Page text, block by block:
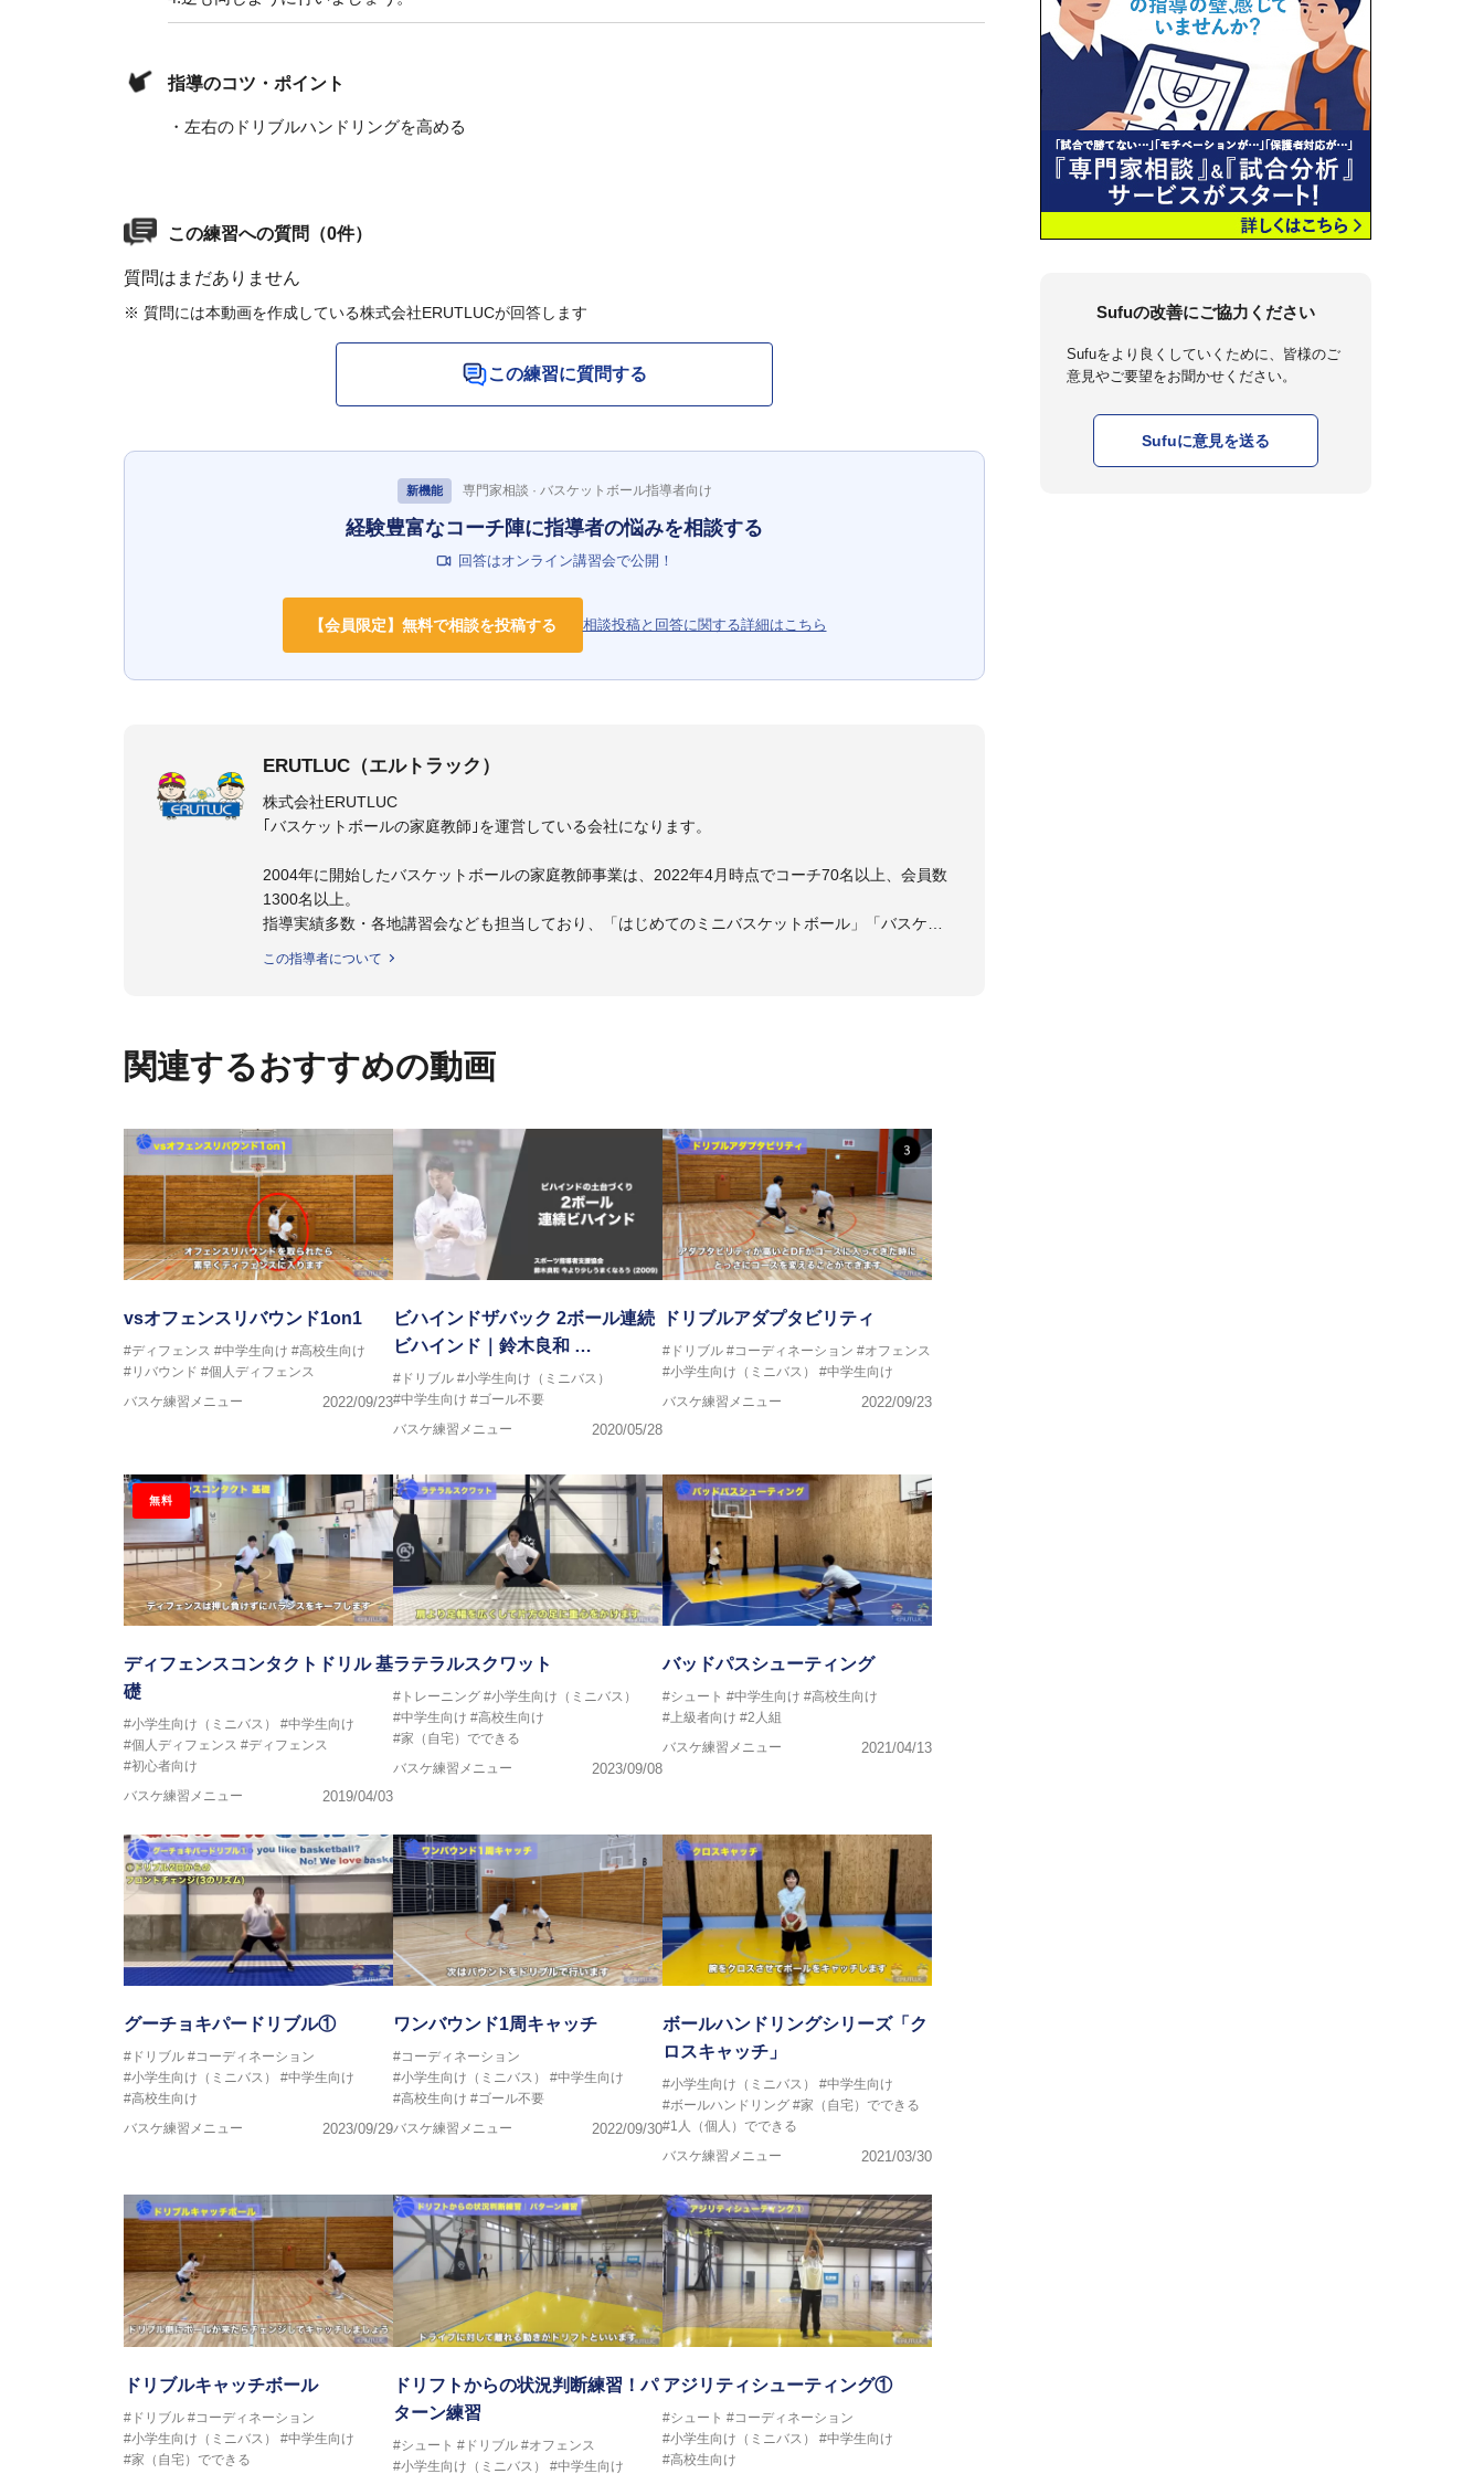
指導のコツ・ポイント
・左右のドリブルハンドリングを高める
この練習への質問（0件）
質問はまだありません
※ 質問には本動画を作成している株式会社ERUTLUCが回答します
この練習に質問する
新機能 専門家相談 · バスケットボール指導者向け
経験豊富なコーチ陣に指導者の悩みを相談する
回答はオンライン講習会で公開！
【会員限定】無料で相談を投稿する 相談投稿と回答に関する詳細はこちら
ERUTLUC（エルトラック）
株式会社ERUTLUC
｢バスケットボールの家庭教師｣を運営している会社になります。
2004年に開始したバスケットボールの家庭教師事業は、2022年4月時点でコーチ70名以上、会員数
1300名以上。
指導実績多数・各地講習会なども担当しており、「はじめてのミニバスケットボール」「バスケッ
2016年U13ナショナルキャンプヘッドコーチ
2017年U13ナショナルキャンプヘッドコーチ
2017年男子日本代表サポートコーチ
2018年U22日本代表スプリングキャンプアドバイザリーコーチ
2018年U12ナショナルキャンプヘッドコーチ
2018年U13ナショナルキャンプヘッドコーチ
2018年～2021年男子日本代表サポートコーチ
この指導者について
関連するおすすめの動画
vsオフェンスリバウンド1on1
#ディフェンス #中学生向け #高校生向け
#リバウンド #個人ディフェンス
バスケ練習メニュー
2022/09/23
ビハインドザバック 2ボール連続
ビハインド｜鈴木良和 …
#ドリブル #小学生向け（ミニバス）
#中学生向け #ゴール不要
バスケ練習メニュー
2020/05/28
ドリブルアダプタビリティ
#ドリブル #コーディネーション #オフェンス
#小学生向け（ミニバス）
#中学生向け
バスケ練習メニュー
2022/09/23
無料
ディフェンスコンタクトドリル 基
礎
#小学生向け（ミニバス）
#中学生向け
#個人ディフェンス #ディフェンス
#初心者向け
バスケ練習メニュー
2019/04/03
ラテラルスクワット
#トレーニング #小学生向け（ミニバス）
#中学生向け #高校生向け
#家（自宅）でできる
バスケ練習メニュー
2023/09/08
バッドパスシューティング
#シュート #中学生向け #高校生向け
#上級者向け #2人組
バスケ練習メニュー
2021/04/13
グーチョキパードリブル①
#ドリブル #コーディネーション
#小学生向け（ミニバス）
#中学生向け
#高校生向け
バスケ練習メニュー
2023/09/29
ワンバウンド1周キャッチ
#コーディネーション
#小学生向け（ミニバス）
#中学生向け
#高校生向け #ゴール不要
バスケ練習メニュー
2022/09/30
ボールハンドリングシリーズ「ク
ロスキャッチ」
#小学生向け（ミニバス）
#中学生向け
#ボールハンドリング #家（自宅）でできる
#1人（個人）でできる
バスケ練習メニュー
2021/03/30
ドリブルキャッチボール
#ドリブル #コーディネーション
#小学生向け（ミニバス）
#中学生向け
#家（自宅）でできる
ドリフトからの状況判断練習！パ
ターン練習
#シュート #ドリブル #オフェンス
#小学生向け（ミニバス）
#中学生向け
アジリティシューティング①
#シュート #コーディネーション
#小学生向け（ミニバス）
#中学生向け
#高校生向け
Sufuの改善にご協力ください
Sufuをより良くしていくために、皆様のご
意見やご要望をお聞かせください。
Sufuに意見を送る